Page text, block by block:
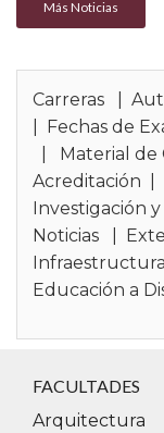
Más Noticias
Carreras |
Fechas de
Material de
Acreditación
Investigación
Noticias
Infraestructura
Educación a
FACULTADES
Arquitectura